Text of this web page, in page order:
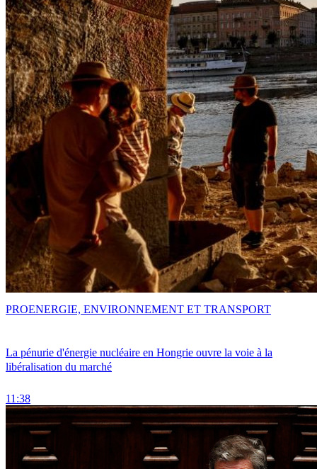
La pénurie d'énergie nucléaire en Hongrie ouvre la voie à la
libéralisation du marché
11:38
PROENERGIE, ENVIRONNEMENT ET TRANSPORT